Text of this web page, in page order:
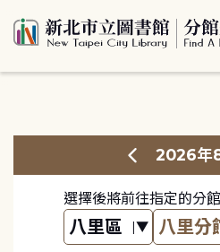
2026年
選擇後將前往指定的分館